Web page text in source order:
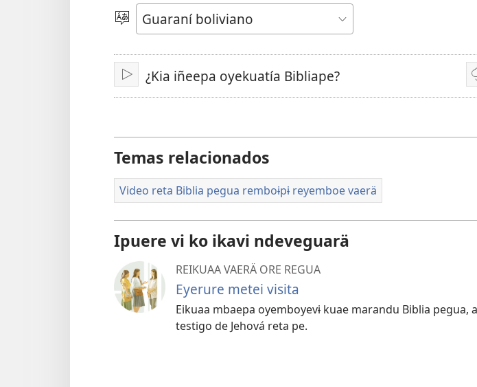
video
Eiparavo
mbae
ñeepe
Emboɨpɨ
¿Kia iñeepa oyekuatía Bibliape?
Temas relacionados
Video reta Biblia pegua remboɨpɨ reyemboe vaerä
Ipuere vi ko ikavi ndeveguarä
REIKUAA VAERÄ ORE REGUA
Eyerure metei visita
Eikuaa mbaepa oyemboyevɨ kuae marandu Biblia pegua,
testigo de Jehová reta pe.